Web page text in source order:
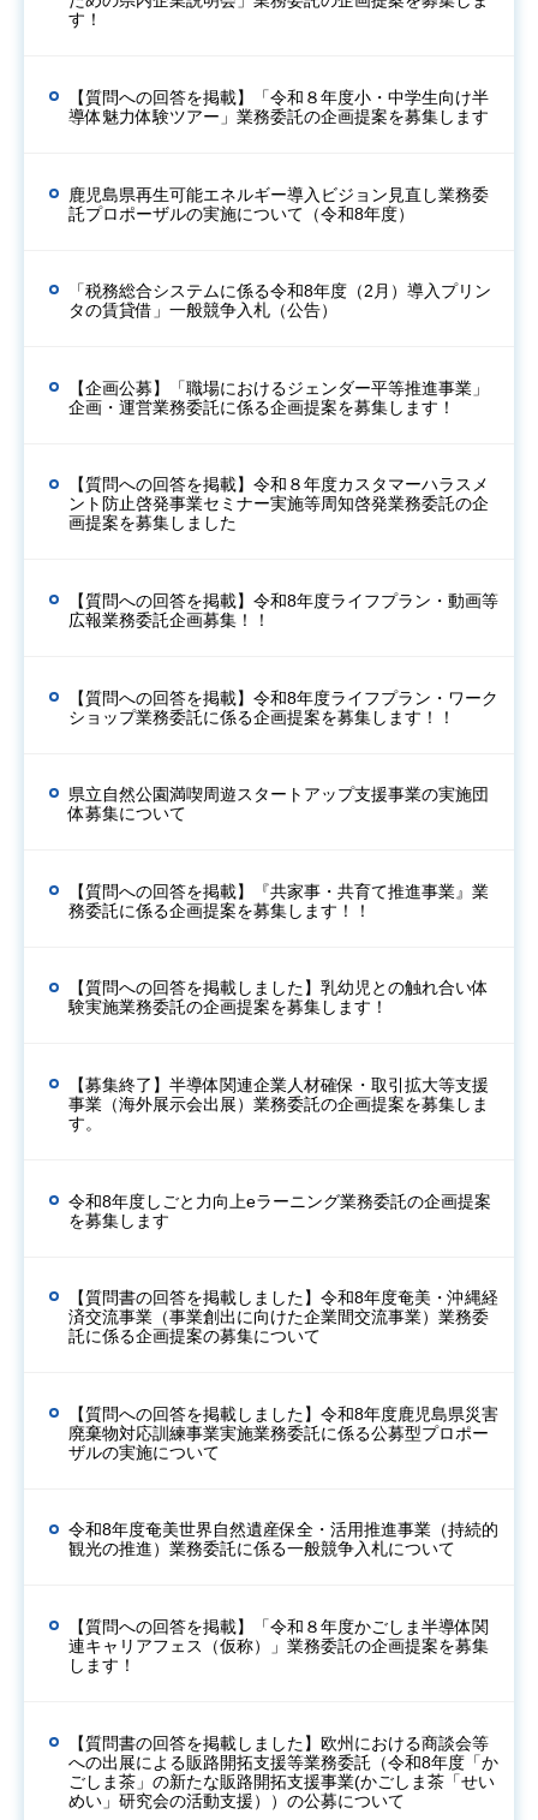
す！
【質問への回答を掲載】「令和８年度小・中学生向け半
導体魅力体験ツアー」業務委託の企画提案を募集します
鹿児島県再生可能エネルギー導入ビジョン見直し業務委
託プロポーザルの実施について（令和8年度）
「税務総合システムに係る令和8年度（2月）導入プリン
タの賃貸借」一般競争入札（公告）
【企画公募】「職場におけるジェンダー平等推進事業」
企画・運営業務委託に係る企画提案を募集します！
【質問への回答を掲載】令和８年度カスタマーハラスメ
ント防止啓発事業セミナー実施等周知啓発業務委託の企
画提案を募集しました
【質問への回答を掲載】令和8年度ライフプラン・動画等
広報業務委託企画募集！！
【質問への回答を掲載】令和8年度ライフプラン・ワーク
ショップ業務委託に係る企画提案を募集します！！
県立自然公園満喫周遊スタートアップ支援事業の実施団
体募集について
【質問への回答を掲載】『共家事・共育て推進事業』業
務委託に係る企画提案を募集します！！
【質問への回答を掲載しました】乳幼児との触れ合い体
験実施業務委託の企画提案を募集します！
【募集終了】半導体関連企業人材確保・取引拡大等支援
事業（海外展示会出展）業務委託の企画提案を募集しま
す。
令和8年度しごと力向上eラーニング業務委託の企画提案
を募集します
【質問書の回答を掲載しました】令和8年度奄美・沖縄経
済交流事業（事業創出に向けた企業間交流事業）業務委
託に係る企画提案の募集について
【質問への回答を掲載しました】令和8年度鹿児島県災害
廃棄物対応訓練事業実施業務委託に係る公募型プロポー
ザルの実施について
令和8年度奄美世界自然遺産保全・活用推進事業（持続的
観光の推進）業務委託に係る一般競争入札について
【質問への回答を掲載】「令和８年度かごしま半導体関
連キャリアフェス（仮称）」業務委託の企画提案を募集
します！
【質問書の回答を掲載しました】欧州における商談会等
への出展による販路開拓支援等業務委託（令和8年度「か
ごしま茶」の新たな販路開拓支援事業(かごしま茶「せい
めい」研究会の活動支援））の公募について